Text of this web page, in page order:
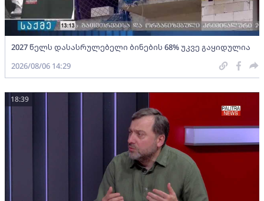
2027 წელს დასასრულებელი ბინების 68% უკვე გაყიდულია
2026/08/06 14:29
18:39